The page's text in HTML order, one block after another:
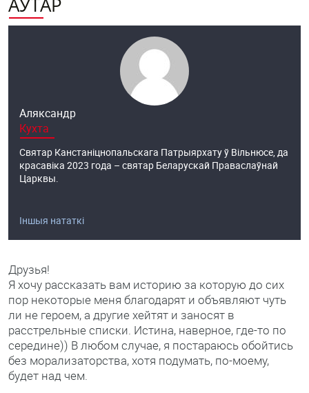
АЎТАР
Аляксандр
Кухта
Святар Канстаніцнопальскага Патрыярхату ў Вільнюсе, да
красавіка 2023 года – святар Беларускай Праваслаўнай
Царквы.
Іншыя нататкі
Друзья!
Я хочу рассказать вам историю за которую до сих
пор некоторые меня благодарят и объявляют чуть
ли не героем, а другие хейтят и заносят в
расстрельные списки. Истина, наверное, где-то по
середине)) В любом случае, я постараюсь обойтись
без морализаторства, хотя подумать, по-моему,
будет над чем.